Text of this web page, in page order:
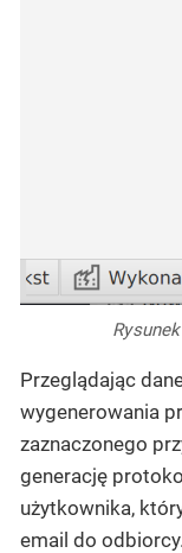
Przeglądając
wygenerowania
zaznaczonego
generację
użytkownika,
email do odbiorcy.